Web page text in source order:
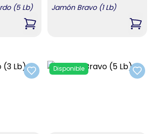
(5 Lb)
,Chuletas De Cerdo (5 Lb)
Jamón Bravo (1 Lb)
,
Add to favorites Add
Disponible